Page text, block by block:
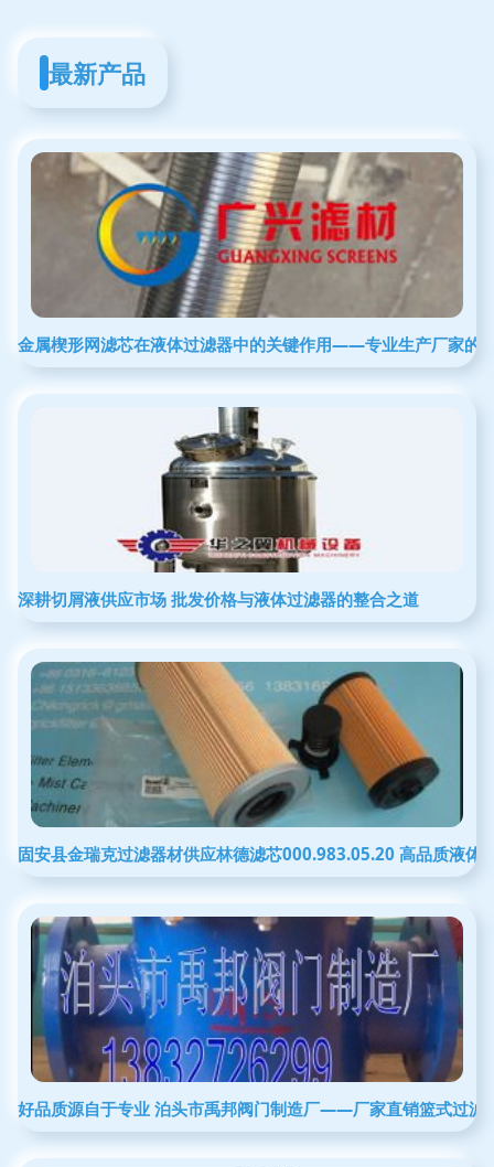
最新产品
金属楔形网滤芯在液体过滤器中的关键作用——专业生产厂家的
深耕切屑液供应市场 批发价格与液体过滤器的整合之道
固安县金瑞克过滤器材供应林德滤芯000.983.05.20 高品质液体
好品质源自于专业 泊头市禹邦阀门制造厂——厂家直销篮式过滤